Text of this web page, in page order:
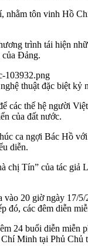
nhằm tôn vinh Hồ
trình tái hiện
của Đảng.
thuật đặc biệt
các thế hệ người
của đất nước.
ca ngợi Bác Hồ
diễn.
chị Tín” của tác
vào 20 giờ ngày 17/
đó, các đêm diễn
24 buổi diễn miễn
Minh tại Phủ Chủ